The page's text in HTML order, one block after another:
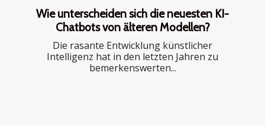
Wie unterscheiden sich die neuesten KI-
Chatbots von älteren Modellen?
Die rasante Entwicklung künstlicher
Intelligenz hat in den letzten Jahren zu
bemerkenswerten...